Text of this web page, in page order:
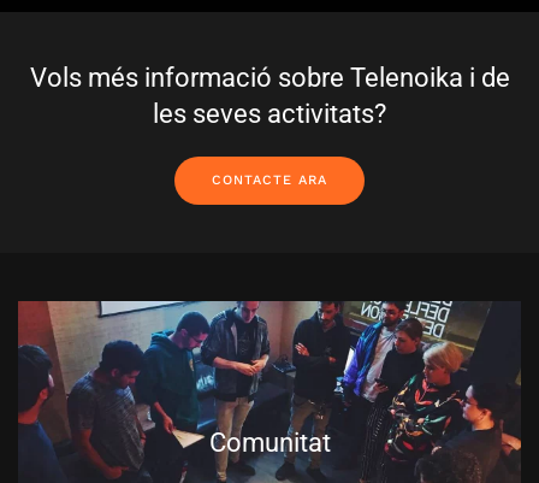
Vols més informació sobre Telenoika i de
les seves activitats?
CONTACTE ARA
Comunitat